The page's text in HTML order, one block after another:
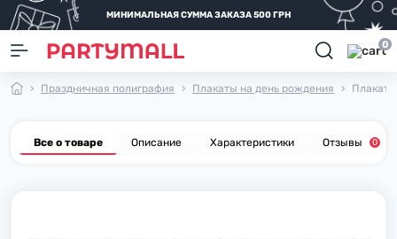
МИНИМАЛЬНАЯ СУММА ЗАКАЗА 500 ГРН
0
Праздничная полиграфия Плакаты на день рождения Плакат
Все о товаре Описание Характеристики Отзывы 0